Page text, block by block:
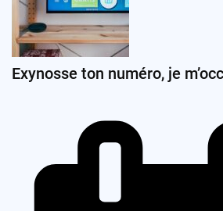
Exynosse ton numéro, je